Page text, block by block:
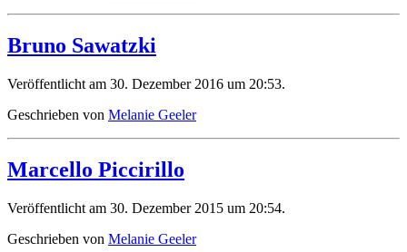
Bruno Sawatzki
Veröffentlicht am 30. Dezember 2016 um 20:53.
Geschrieben von Melanie Geeler
Marcello Piccirillo
Veröffentlicht am 30. Dezember 2015 um 20:54.
Geschrieben von Melanie Geeler